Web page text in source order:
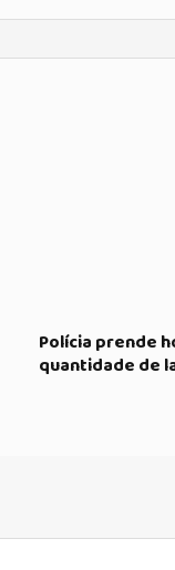
Polícia prende
quantidade de